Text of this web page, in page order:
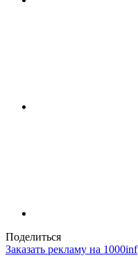
Поделиться
Заказать рекламу на 1000inf